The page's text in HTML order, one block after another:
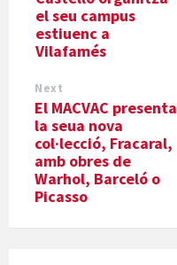
el seu campus
estiuenc a
Vilafamés
Next
El MACVAC presenta
la seua nova
col·lecció, Fracaral,
amb obres de
Warhol, Barceló o
Picasso